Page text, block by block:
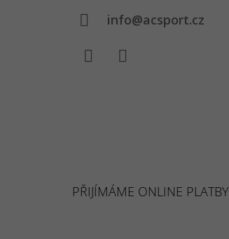
info@acsport.cz
PŘIJÍMÁME ONLINE PLATBY